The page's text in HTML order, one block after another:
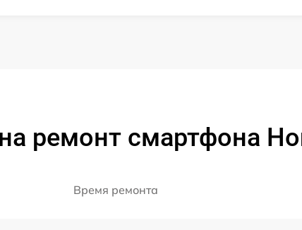
ремонт смартфона
Время ремонта